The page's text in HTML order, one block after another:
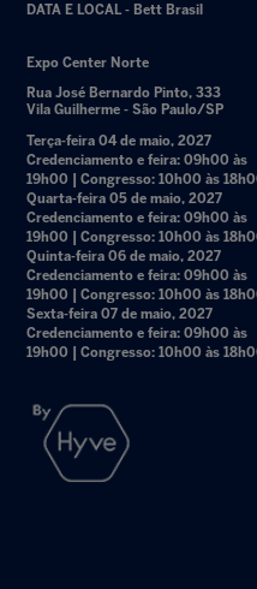
DATA E LOCAL - Bett Brasil
Expo Center Norte
Rua José Bernardo Pinto, 333
Vila Guilherme - São Paulo/SP
Terça-feira 04 de maio, 2027
Credenciamento e feira: 09h00 às
19h00 | Congresso: 10h00 às
Quarta-feira 05 de maio, 2027
Credenciamento e feira: 09h00 às
19h00 | Congresso: 10h00 às
Quinta-feira 06 de maio, 2027
Credenciamento e feira: 09h00 às
19h00 | Congresso: 10h00 às
Sexta-feira 07 de maio, 2027
Credenciamento e feira: 09h00 às
19h00 | Congresso: 10h00 às